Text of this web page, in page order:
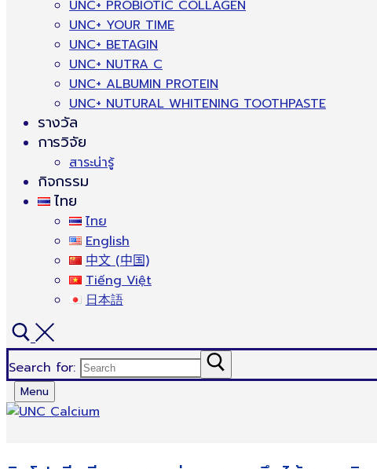
UNC+ PROBIOTIC COLLAGEN
UNC+ YOUR TIME
UNC+ BETAGIN
UNC+ NUTRA C
UNC+ ALBUMIN PROTEIN
UNC+ NUTURAL WHITENING TOOTHPASTE
รางวัล
การวิจัย
สาระน่ารู้
กิจกรรม
ไทย
ไทย
English
中文 (中国)
Tiếng Việt
日本語
Search for:
Menu